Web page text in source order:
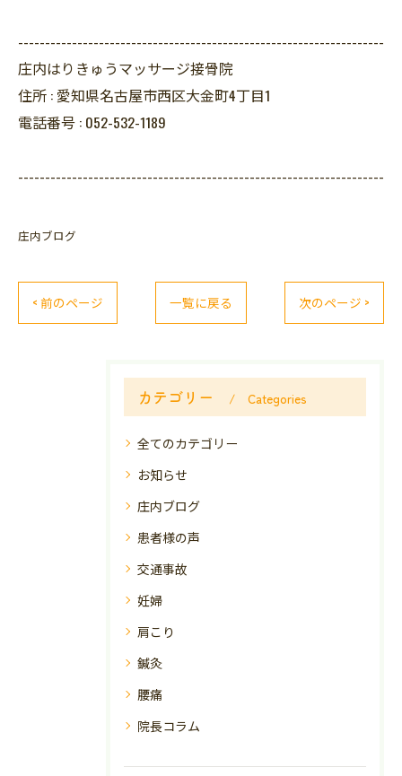
--------------------------------------------------------------------
庄内はりきゅうマッサージ接骨院
住所 : 愛知県名古屋市西区大金町4丁目1
電話番号 : 052-532-1189
--------------------------------------------------------------------
庄内ブログ
< 前のページ 一覧に戻る 次のページ >
カテゴリー Categories
全てのカテゴリー
お知らせ
庄内ブログ
患者様の声
交通事故
妊婦
肩こり
鍼灸
腰痛
院長コラム